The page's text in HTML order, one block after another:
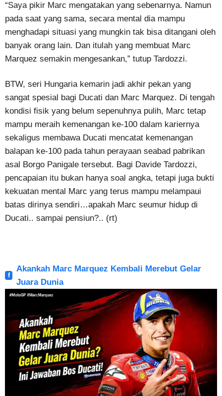
“Saya pikir Marc mengatakan yang sebenarnya. Namun
pada saat yang sama, secara mental dia mampu
menghadapi situasi yang mungkin tak bisa ditangani oleh
banyak orang lain. Dan itulah yang membuat Marc
Marquez semakin mengesankan,” tutup Tardozzi.
BTW, seri Hungaria kemarin jadi akhir pekan yang
sangat spesial bagi Ducati dan Marc Marquez. Di tengah
kondisi fisik yang belum sepenuhnya pulih, Marc tetap
mampu meraih kemenangan ke-100 dalam kariernya
sekaligus membawa Ducati mencatat kemenangan
balapan ke-100 pada tahun perayaan seabad pabrikan
asal Borgo Panigale tersebut. Bagi Davide Tardozzi,
pencapaian itu bukan hanya soal angka, tetapi juga bukti
kekuatan mental Marc yang terus mampu melampaui
batas dirinya sendiri…apakah Marc seumur hidup di
Ducati.. sampai pensiun?.. (rt)
Akankah Marc Marquez Kembali Merebut Gelar
Juara Dunia